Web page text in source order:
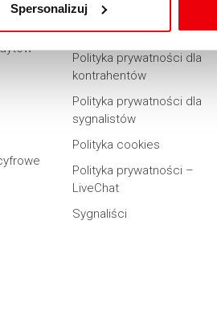
SpersonalizujPolityka prywatności dla
klientów
Polityka prywatności dla
kontrahentów
Polityka prywatności dla
sygnalistów
Polityka cookies
Polityka prywatności –
LiveChat
Sygnaliści